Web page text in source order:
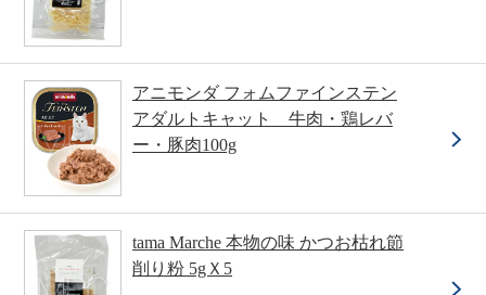
アニモンダ フォムファインステン
アダルトキャット 牛肉・鶏レバ
ー・豚肉100g
tama Marche 本物の味 かつお枯れ節
削り粉 5gＸ5